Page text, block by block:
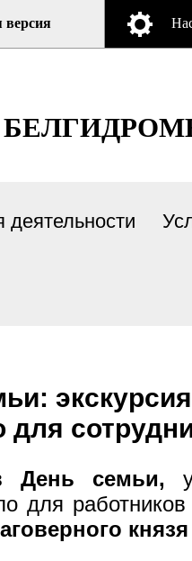
деятельности
для
День семьи,
для